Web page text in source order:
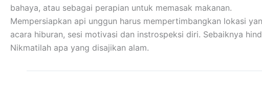
bahaya, atau sebagai perapian untuk memasak makanan.
Mempersiapkan api unggun harus mempertimbangkan lokasi
acara hiburan, sesi motivasi dan instrospeksi diri. Sebaiknya
Nikmatilah apa yang disajikan alam.